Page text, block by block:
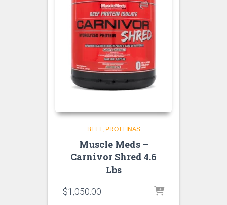
BEEF PROTEINAS
Muscle Meds –
Carnivor Shred 4.6
Lbs
$1,050.00